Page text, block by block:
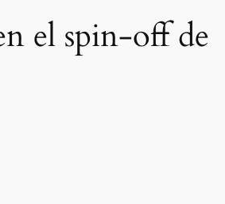
el spin-off de